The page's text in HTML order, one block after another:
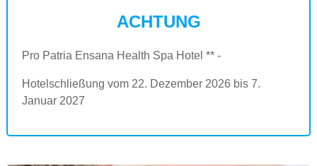
ACHTUNG
Pro Patria Ensana Health Spa Hotel ** -
Hotelschließung vom 22. Dezember 2026 bis 7.
Januar 2027